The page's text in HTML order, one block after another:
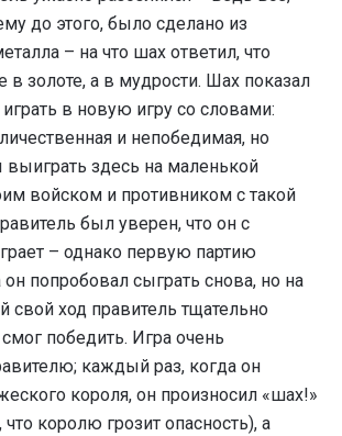
до этого, было сделано из
– на что шах ответил, что
в золоте, а в мудрости. Шах показал
в новую игру со словами:
и непобедимая, но
здесь на маленькой
войском и противником с такой
был уверен, что он с
– однако первую партию
он попробовал сыграть снова, но на
свой ход правитель тщательно
победить. Игра очень
каждый раз, когда он
короля, он произносил «шах!»
королю грозит опасность), а